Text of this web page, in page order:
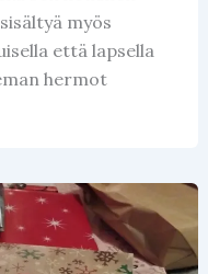
myös
että lapsella
hermot